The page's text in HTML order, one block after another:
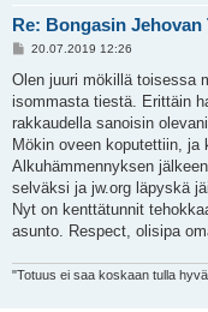
Re: Bongasin Jehovan
V
e
t
i
20.07.2019 12:26
Olen juuri mökillä toisessa
isommasta tiestä. Erittäin
rakkaudella sanoisin
Mökin oveen koputettiin,
Alkuhämmennyksen
selväksi ja jw.org läpyskä
Nyt on kenttätunnit
asunto. Respect, olisipa
"Totuus ei saa koskaan tulla